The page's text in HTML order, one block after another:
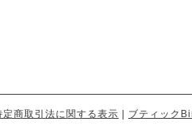
定商取引法に関する表示 ブティック